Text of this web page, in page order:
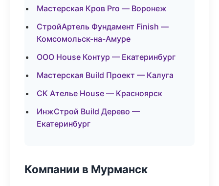
Мастерская Кров Pro — Воронеж
СтройАртель Фундамент Finish —
Комсомольск-на-Амуре
ООО House Контур — Екатеринбург
Мастерская Build Проект — Калуга
СК Ателье House — Красноярск
ИнжСтрой Build Дерево —
Екатеринбург
Компании в Мурманск